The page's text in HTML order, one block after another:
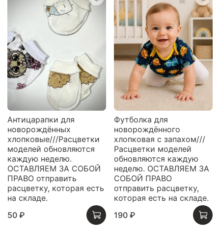
Антицарапки для
новорождённых
хлопковые///Расцветки
моделей обновляются
каждую неделю.
ОСТАВЛЯЕМ ЗА СОБОЙ
ПРАВО отправить
расцветку, которая есть
на складе.
50 ₽
Футболка для
новорождённого
хлопковая с запахом///
Расцветки моделей
обновляются каждую
неделю. ОСТАВЛЯЕМ ЗА
СОБОЙ ПРАВО
отправить расцветку,
которая есть на складе.
190 ₽